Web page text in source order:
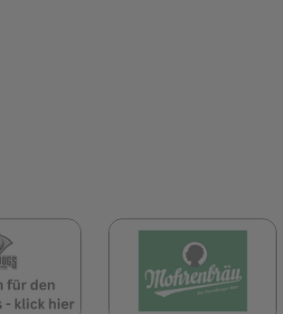
(öffnet in neuem Tab)